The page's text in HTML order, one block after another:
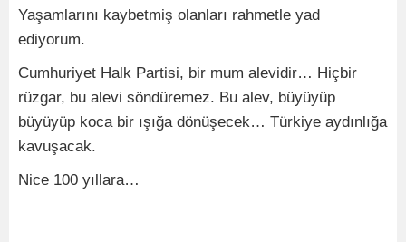
Yaşamlarını kaybetmiş olanları rahmetle yad
ediyorum.
Cumhuriyet Halk Partisi, bir mum alevidir… Hiçbir
rüzgar, bu alevi söndüremez. Bu alev, büyüyüp
büyüyüp koca bir ışığa dönüşecek… Türkiye aydınlığa
kavuşacak.
Nice 100 yıllara…